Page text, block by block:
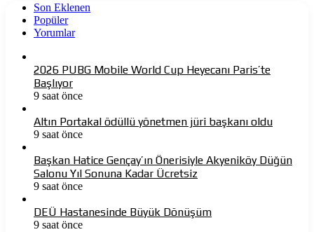
Son Eklenen
Popüler
Yorumlar
2026 PUBG Mobile World Cup Heyecanı Paris’te
Başlıyor
9 saat önce
Altın Portakal ödüllü yönetmen jüri başkanı oldu
9 saat önce
Başkan Hatice Gençay’ın Önerisiyle Akyeniköy Düğün
Salonu Yıl Sonuna Kadar Ücretsiz
9 saat önce
DEÜ Hastanesinde Büyük Dönüşüm
9 saat önce